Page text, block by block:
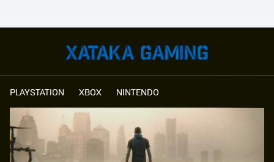
PLAYSTATION XBOX NINTENDO